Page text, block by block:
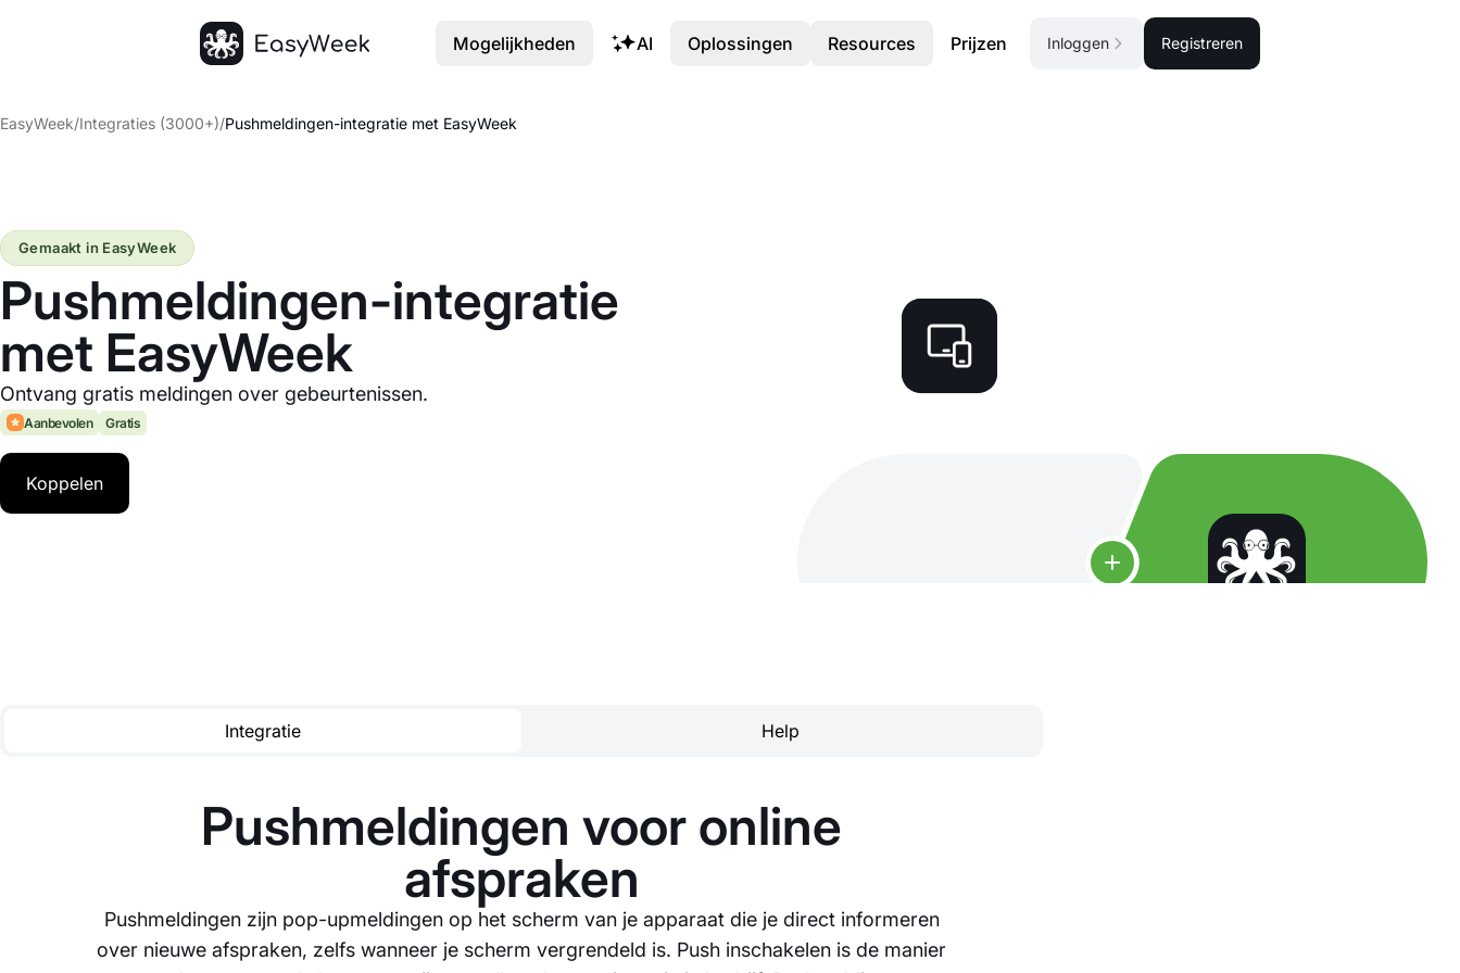
EasyWeek/Integraties (3000+)/Pushmeldingen-integratie met EasyWeek
Pushmeldingen-integratie
met EasyWeek
Ontvang gratis meldingen over gebeurtenissen.
Gemaakt in EasyWeek
Aanbevolen Gratis
Koppelen
Integratie Help
Pushmeldingen voor online
afspraken
Pushmeldingen zijn pop-upmeldingen op het scherm van je apparaat die je direct informeren
over nieuwe afspraken, zelfs wanneer je scherm vergrendeld is. Push inschakelen is de manier
Mogelijkheden AI Oplossingen Resources Prijzen Inloggen Registreren